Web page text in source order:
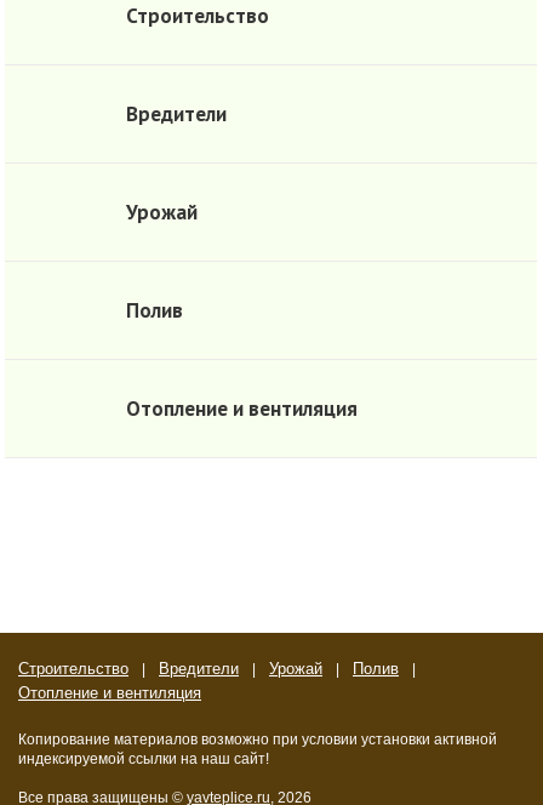
Строительство
Вредители
Урожай
Полив
Отопление и вентиляция
Строительство Вредители Урожай
Полив
Отопление и вентиляция
Копирование материалов возможно при условии установки активной
индексируемой ссылки на наш сайт!
Все права защищены © yavteplice.ru, 2026